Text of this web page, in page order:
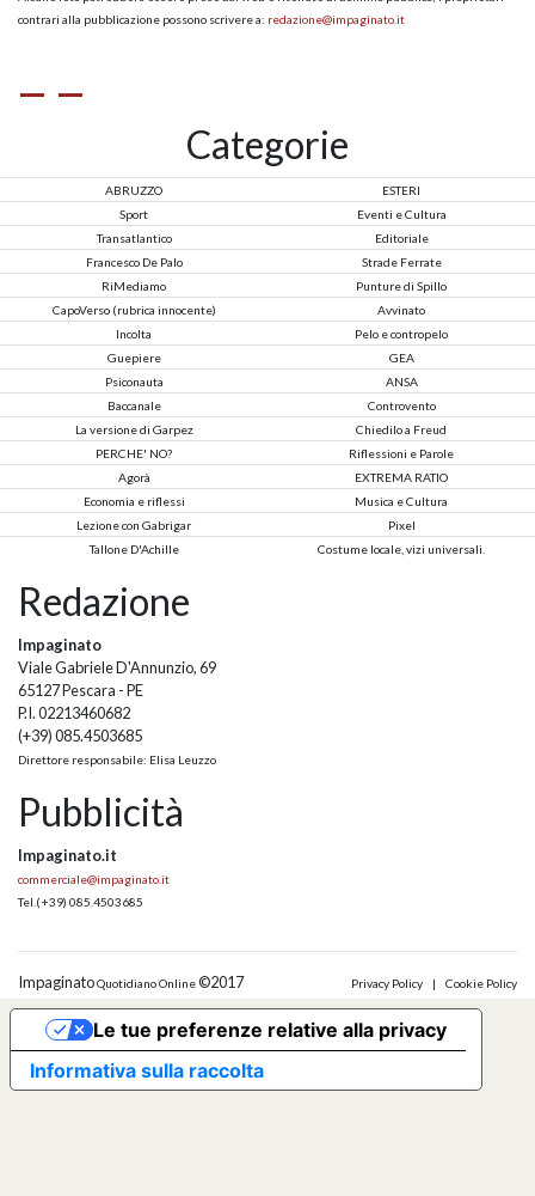
contrari alla pubblicazione possono scrivere a: redazione@impaginato.it
Categorie
ABRUZZO
ESTERI
Sport
Eventi e Cultura
Transatlantico
Editoriale
Francesco De Palo
Strade Ferrate
RiMediamo
Punture di Spillo
CapoVerso (rubrica innocente)
Avvinato
Incolta
Pelo e contropelo
Guepiere
GEA
Psiconauta
ANSA
Baccanale
Controvento
La versione di Garpez
Chiedilo a Freud
PERCHE' NO?
Riflessioni e Parole
Agorà
EXTREMA RATIO
Economia e riflessi
Musica e Cultura
Lezione con Gabrigar
Pixel
Tallone D'Achille
Costume locale, vizi universali.
Redazione
Impaginato
Viale Gabriele D'Annunzio, 69
65127 Pescara - PE
P.I. 02213460682
(+39) 085.4503685
Direttore responsabile: Elisa Leuzzo
Pubblicità
Impaginato.it
commerciale@impaginato.it
Tel. (+39) 085.4503685
ImpaginatoQuotidiano Online©2017 Privacy Policy | Cookie Policy
Informativa sulla raccolta
Le tue preferenze relative alla privacy